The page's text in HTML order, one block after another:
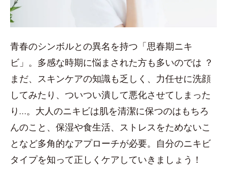
青春のシンボルとの異名を持つ「思春期ニキ
ビ」。多感な時期に悩まされた方も多いのでは ？
まだ、スキンケアの知識も乏しく、力任せに洗顔
してみたり、ついつい潰して悪化させてしまった
り…。大人のニキビは肌を清潔に保つのはもちろ
んのこと、保湿や食生活、ストレスをためないこ
となど多角的なアプローチが必要。自分のニキビ
タイプを知って正しくケアしていきましょう！